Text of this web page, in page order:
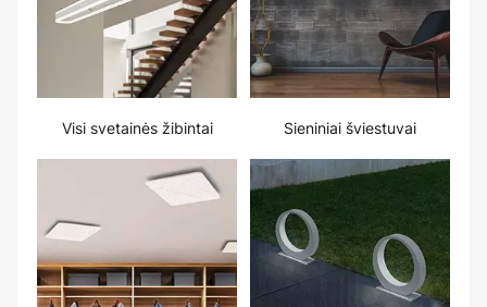
Visi svetainės žibintai Sieniniai šviestuvai